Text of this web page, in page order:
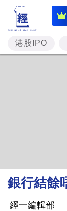
即
港股IPO
銀行結餘
經一編輯部